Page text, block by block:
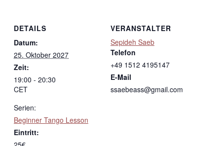
DETAILS
Datum:
25. Oktober 2027
Zeit:
19:00 - 20:30
CET
Serien:
Beginner Tango Lesson
Eintritt:
VERANSTALTER
Sepideh Saeb
Telefon
+49 1512 4195147
E-Mail
ssaebeass@gmail.com